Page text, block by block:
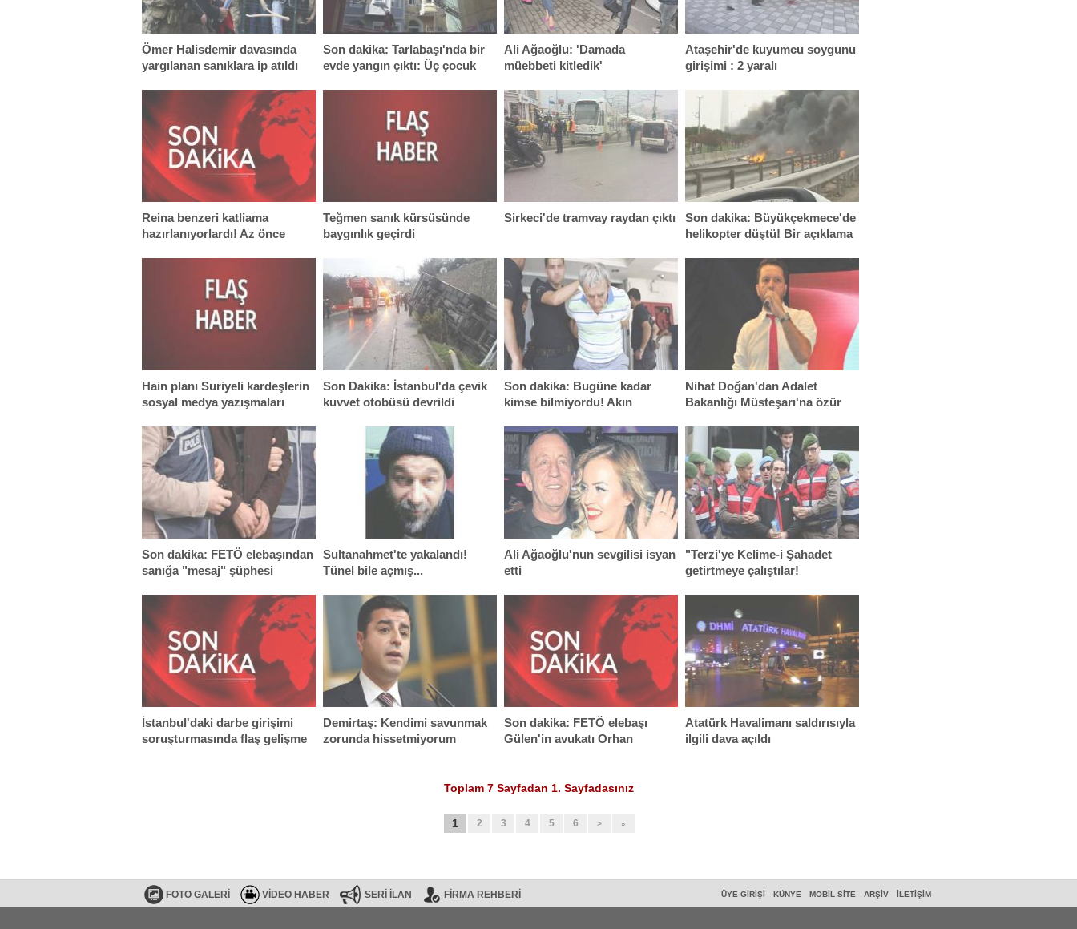
Ömer Halisdemir davasında
yargılanan sanıklara ip atıldı
Son dakika: Tarlabaşı'nda bir
evde yangın çıktı: Üç çocuk
Ali Ağaoğlu: 'Damada
müebbeti kitledik'
Ataşehir'de kuyumcu soygunu
girişimi : 2 yaralı
Reina benzeri katliama
hazırlanıyorlardı! Az önce
Teğmen sanık kürsüsünde
baygınlık geçirdi
Sirkeci'de tramvay raydan çıktı
Son dakika: Büyükçekmece'de
helikopter düştü! Bir açıklama
Hain planı Suriyeli kardeşlerin
sosyal medya yazışmaları
Son Dakika: İstanbul'da çevik
kuvvet otobüsü devrildi
Son dakika: Bugüne kadar
kimse bilmiyordu! Akın
Nihat Doğan'dan Adalet
Bakanlığı Müsteşarı'na özür
Son dakika: FETÖ elebaşından
sanığa "mesaj" şüphesi
Sultanahmet'te yakalandı!
Tünel bile açmış...
Ali Ağaoğlu'nun sevgilisi isyan
etti
"Terzi'ye Kelime-i Şahadet
getirtmeye çalıştılar!
İstanbul'daki darbe girişimi
soruşturmasında flaş gelişme
Demirtaş: Kendimi savunmak
zorunda hissetmiyorum
Son dakika: FETÖ elebaşı
Gülen'in avukatı Orhan
Atatürk Havalimanı saldırısıyla
ilgili dava açıldı
Toplam 7 Sayfadan 1. Sayfadasınız
1 2 3 4 5 6 > »
FOTO GALERİ VİDEO HABER SERİ İLAN FİRMA REHBERİ İLETIŞIM
ARŞIV
MOBIL SITE
KÜNYE
ÜYE GIRIŞI